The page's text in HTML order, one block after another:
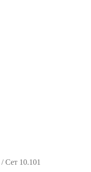
/Сет 10.101